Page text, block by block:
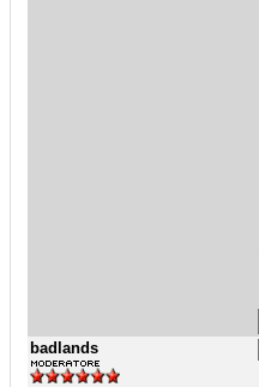
badlands